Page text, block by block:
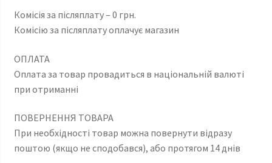
Комісія за післяплату – 0 грн.
Комісію за післяплату оплачує магазин
ОПЛАТА
Оплата за товар провадиться в національній валюті
при отриманні
ПОВЕРНЕННЯ ТОВАРА
При необхідності товар можна повернути відразу
поштою (якщо не сподобався), або протягом 14 днів